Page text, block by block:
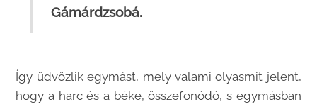
Gámárdzsobá.
Így üdvözlik egymást, mely valami olyasmit jelent,
hogy a harc és a béke, összefonódó, s egymásban